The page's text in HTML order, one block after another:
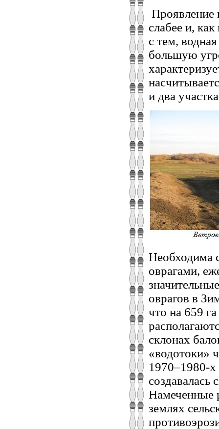
Проявление
слабее и,
с тем,
большую
и два
Необходима
оврагами,
оврагов в
что на 659
склонах
«водотоки»
1970–1980-х
Намеченные
землях